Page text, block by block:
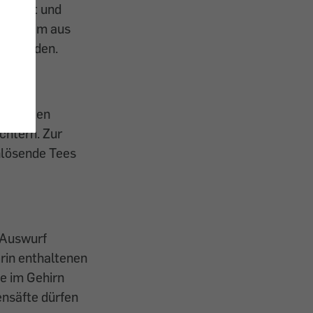
und
aus
werden.
Zur
Tees
enthaltenen
im Gehirn
dürfen